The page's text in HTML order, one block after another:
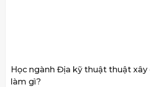
Học ngành Địa kỹ thuật thuật
làm gì?